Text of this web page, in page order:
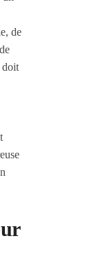
de
doit